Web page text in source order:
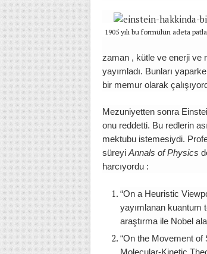
1905 yılı bu formülün adeta
zaman , kütle ve enerji ve
yayımladı. Bunları
bir memur olarak
Mezuniyetten sonra
onu reddetti. Bu redlerin
mektubu istemesiydi.
süreyi Annals of Physics
harcıyordu :
“On a Heuristic
yayımlanan kuantum
araştırma ile Nobel
“On the Movement
Molecular-Kinetic